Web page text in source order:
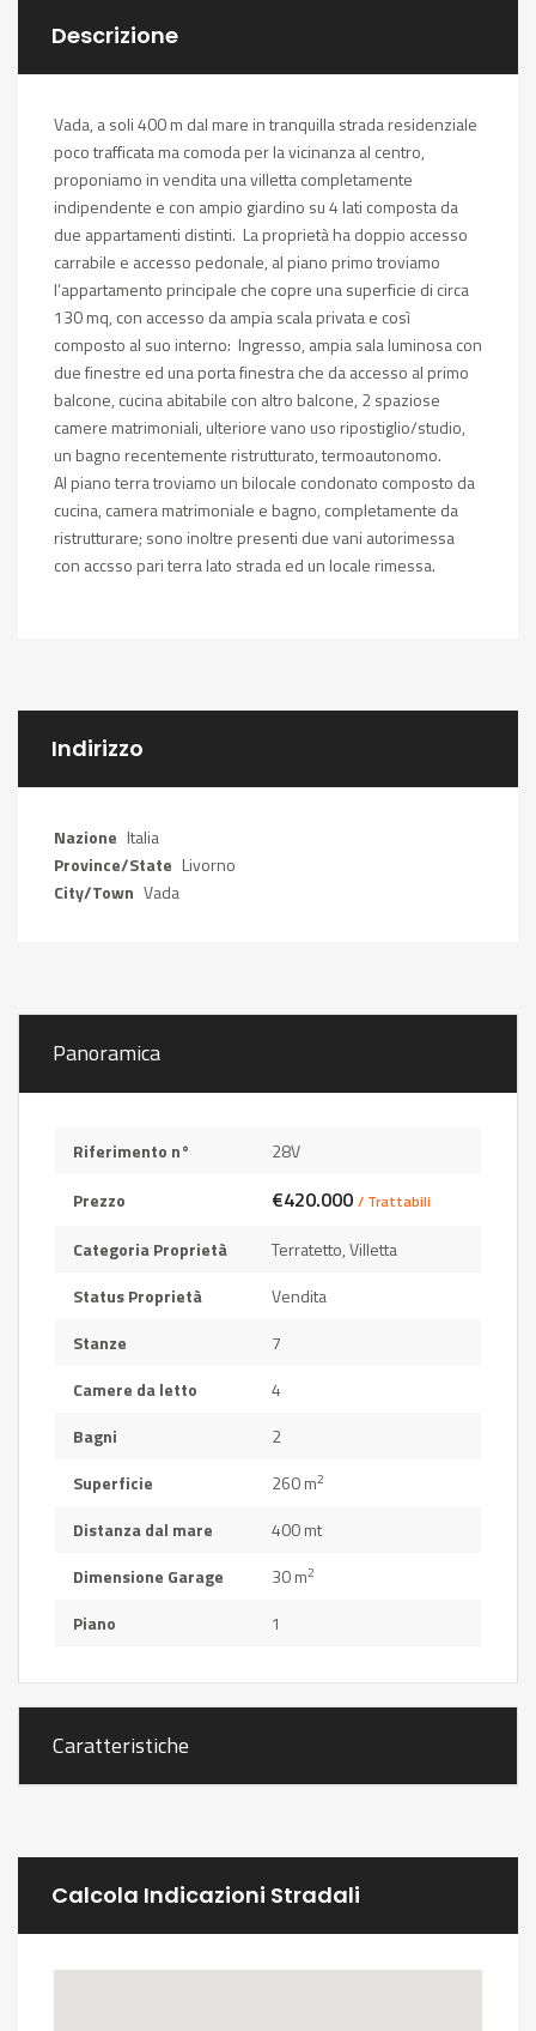
Descrizione
Vada, a soli 400 m dal mare in tranquilla strada residenziale
poco trafficata ma comoda per la vicinanza al centro,
proponiamo in vendita una villetta completamente
indipendente e con ampio giardino su 4 lati composta da
due appartamenti distinti. La proprietà ha doppio accesso
carrabile e accesso pedonale, al piano primo troviamo
l’appartamento principale che copre una superficie di circa
130 mq, con accesso da ampia scala privata e così
composto al suo interno: Ingresso, ampia sala luminosa con
due finestre ed una porta finestra che da accesso al primo
balcone, cucina abitabile con altro balcone, 2 spaziose
camere matrimoniali, ulteriore vano uso ripostiglio/studio,
un bagno recentemente ristrutturato, termoautonomo.
Al piano terra troviamo un bilocale condonato composto da
cucina, camera matrimoniale e bagno, completamente da
ristrutturare; sono inoltre presenti due vani autorimessa
con accsso pari terra lato strada ed un locale rimessa.
Indirizzo
Nazione Italia
Province/State Livorno
City/Town Vada
Panoramica
Riferimento n°
28V
Prezzo
€420.000 / Trattabili
Categoria Proprietà Terratetto,Villetta
Status Proprietà
Vendita
Stanze
7
Camere da letto
4
Bagni
2
Superficie
260 m2
Distanza dal mare
400 mt
Dimensione Garage
30 m2
Piano 1
Caratteristiche
Calcola Indicazioni Stradali